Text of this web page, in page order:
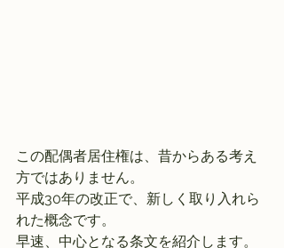
この配偶者居住権は、昔からある考え
方ではありません。
平成30年の改正で、新しく取り入れら
れた概念です。
早速、中心となる条文を紹介します。